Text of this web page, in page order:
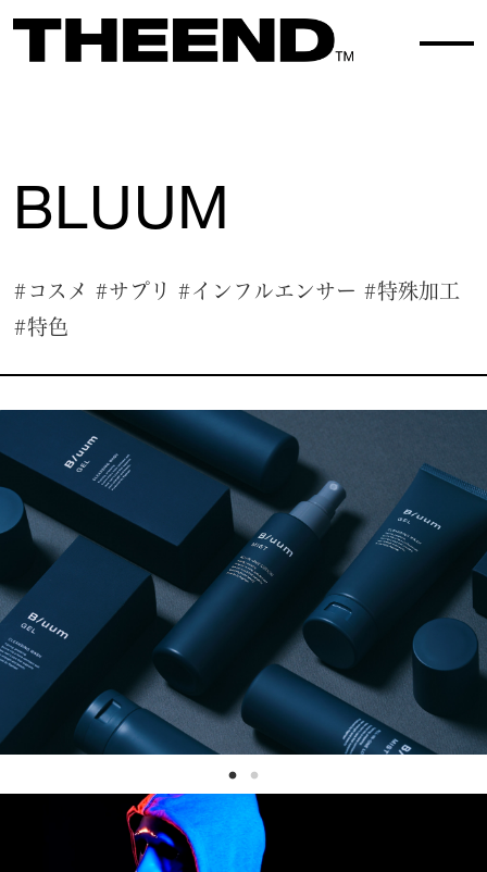
NEWS
May, 01, 2026
「ADC年鑑 日本のアートディレクション
2025」に作品が掲載されました。
WORK121
Apr, 20, 2026
THE ENDは、移転しました。
Mar, 10, 2026
WORK 102
BLUUM
#コスメ #サプリ #インフルエンサー #特殊加工
#特色